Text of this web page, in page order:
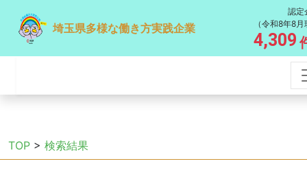
埼玉県多様な働き方実践企業
認定
（令和8年8
4,309
TOP > 検索結果